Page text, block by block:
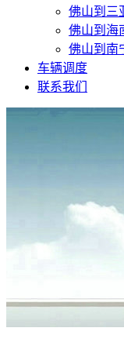
佛山到三
佛山到海
佛山到南
车辆调度
联系我们